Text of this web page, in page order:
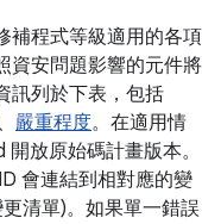
補程式等級適用的各項
資安問題影響的元件將
訊列於下表，包括
、 嚴重程度。在適用情
放原始碼計畫版本。
會連結到相對應的變
清單)。如果單一錯誤